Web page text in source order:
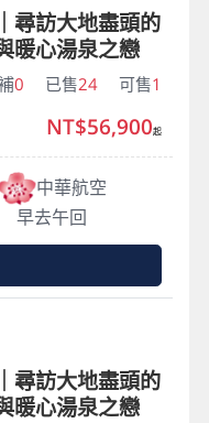
尋訪大地盡頭的
暖心湯泉之戀
0 已售24 可售1
中華航空
早去午回
NT$56,900起
尋訪大地盡頭的
暖心湯泉之戀